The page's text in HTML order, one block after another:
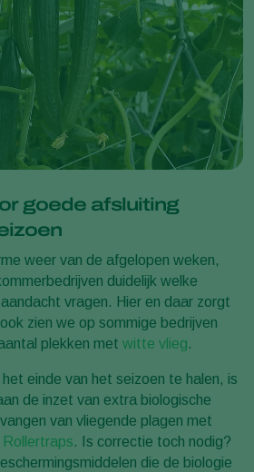
goede afsluiting
weer van de afgelopen weken,
duidelijk welke
vragen. Hier en daar zorgt
zien we op sommige bedrijven
plekken met witte vlieg.
einde van het seizoen te halen, is
de inzet van extra biologische
van vliegende plagen met
Rollertraps. Is correctie toch nodig?
die de biologie